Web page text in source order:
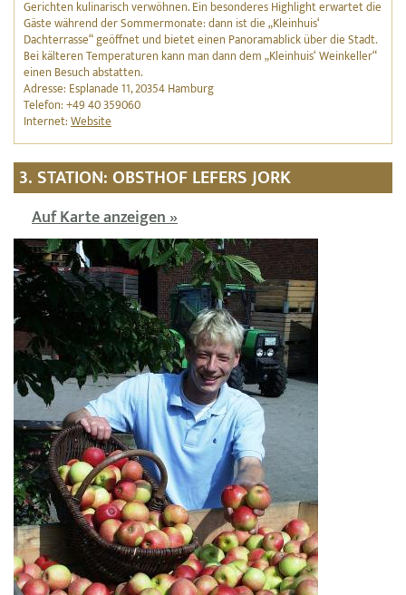
Gerichten kulinarisch verwöhnen. Ein besonderes Highlight erwartet die
Gäste während der Sommermonate: dann ist die „Kleinhuis‘
Dachterrasse“ geöffnet und bietet einen Panoramablick über die Stadt.
Bei kälteren Temperaturen kann man dann dem „Kleinhuis‘ Weinkeller“
einen Besuch abstatten.
Adresse: Esplanade 11, 20354 Hamburg
Telefon: +49 40 359060
Internet:Website
3. STATION: OBSTHOF LEFERS JORK
Auf Karte anzeigen »